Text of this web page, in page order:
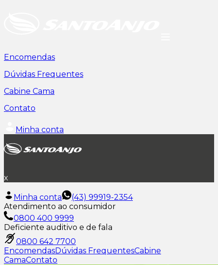
Encomendas
Dúvidas Frequentes
Cabine Cama
Contato
Minha conta
x
Minha conta
(43) 99919-2354
Atendimento ao consumidor
0800 400 9999
Deficiente auditivo e de fala
0800 642 7700
EncomendasDúvidas FrequentesCabine
CamaContato